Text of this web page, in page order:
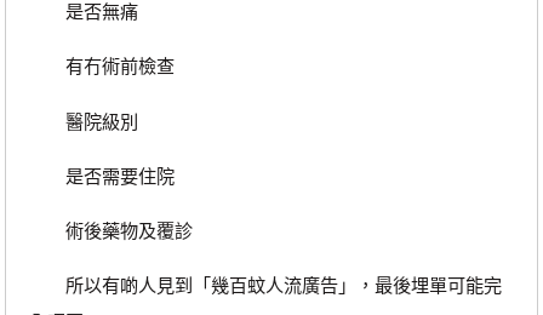
是否無痛
有冇術前檢查
醫院級別
是否需要住院
術後藥物及覆診
所以有啲人見到「幾百蚊人流廣告」，最後埋單可能完